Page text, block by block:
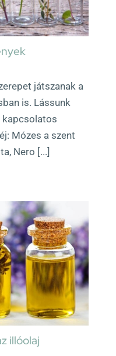
játszanak a
is. Lássunk
kapcsolatos
Mózes a szent
Nero [...]
illóolaj